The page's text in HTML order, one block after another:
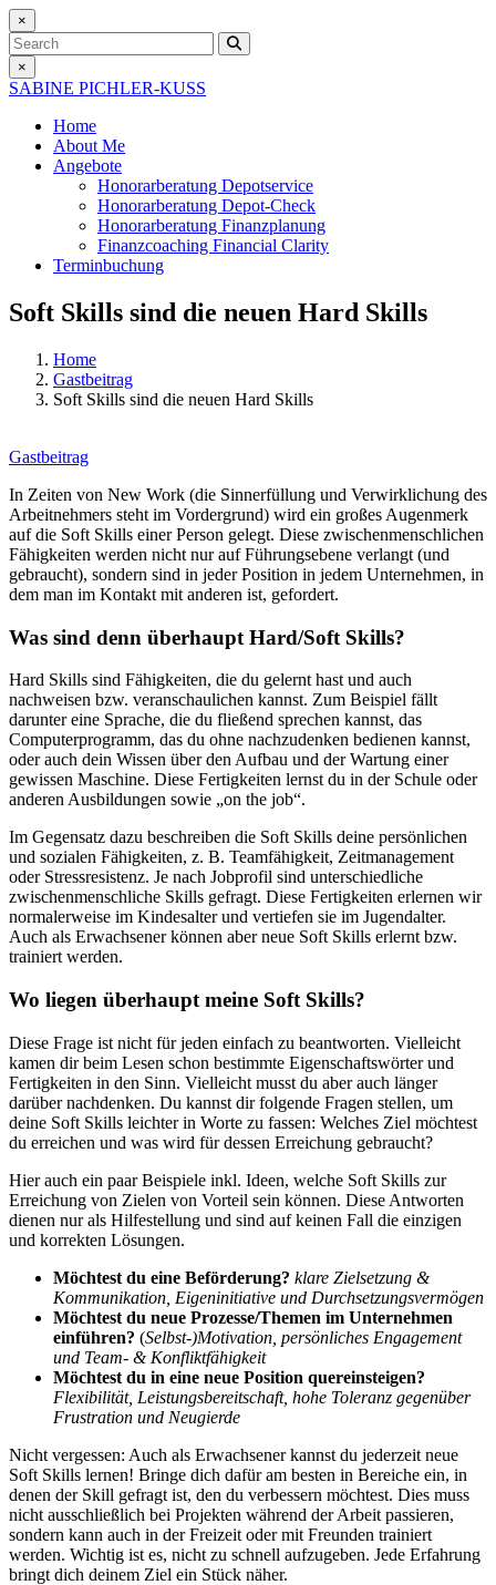
×
Search
×
SABINE PICHLER-KUSS
Home
About Me
Angebote
Honorarberatung Depotservice
Honorarberatung Depot-Check
Honorarberatung Finanzplanung
Finanzcoaching Financial Clarity
Terminbuchung
Soft Skills sind die neuen Hard Skills
Home
Gastbeitrag
Soft Skills sind die neuen Hard Skills
Gastbeitrag
In Zeiten von New Work (die Sinnerfüllung und Verwirklichung des
Arbeitnehmers steht im Vordergrund) wird ein großes Augenmerk
auf die Soft Skills einer Person gelegt. Diese zwischenmenschlichen
Fähigkeiten werden nicht nur auf Führungsebene verlangt (und
gebraucht), sondern sind in jeder Position in jedem Unternehmen, in
dem man im Kontakt mit anderen ist, gefordert.
Was sind denn überhaupt Hard/Soft Skills?
Hard Skills sind Fähigkeiten, die du gelernt hast und auch
nachweisen bzw. veranschaulichen kannst. Zum Beispiel fällt
darunter eine Sprache, die du fließend sprechen kannst, das
Computerprogramm, das du ohne nachzudenken bedienen kannst,
oder auch dein Wissen über den Aufbau und der Wartung einer
gewissen Maschine. Diese Fertigkeiten lernst du in der Schule oder
anderen Ausbildungen sowie „on the job“.
Im Gegensatz dazu beschreiben die Soft Skills deine persönlichen
und sozialen Fähigkeiten, z. B. Teamfähigkeit, Zeitmanagement
oder Stressresistenz. Je nach Jobprofil sind unterschiedliche
zwischenmenschliche Skills gefragt. Diese Fertigkeiten erlernen wir
normalerweise im Kindesalter und vertiefen sie im Jugendalter.
Auch als Erwachsener können aber neue Soft Skills erlernt bzw.
trainiert werden.
Wo liegen überhaupt meine Soft Skills?
Diese Frage ist nicht für jeden einfach zu beantworten. Vielleicht
kamen dir beim Lesen schon bestimmte Eigenschaftswörter und
Fertigkeiten in den Sinn. Vielleicht musst du aber auch länger
darüber nachdenken. Du kannst dir folgende Fragen stellen, um
deine Soft Skills leichter in Worte zu fassen: Welches Ziel möchtest
du erreichen und was wird für dessen Erreichung gebraucht?
Hier auch ein paar Beispiele inkl. Ideen, welche Soft Skills zur
Erreichung von Zielen von Vorteil sein können. Diese Antworten
dienen nur als Hilfestellung und sind auf keinen Fall die einzigen
und korrekten Lösungen.
Möchtest du eine Beförderung? klare Zielsetzung &
Kommunikation, Eigeninitiative und Durchsetzungsvermögen
Möchtest du neue Prozesse/Themen im Unternehmen
einführen? (Selbst-)Motivation, persönliches Engagement
und Team- & Konfliktfähigkeit
Möchtest du in eine neue Position quereinsteigen?
Flexibilität, Leistungsbereitschaft, hohe Toleranz gegenüber
Frustration und Neugierde
Nicht vergessen: Auch als Erwachsener kannst du jederzeit neue
Soft Skills lernen! Bringe dich dafür am besten in Bereiche ein, in
denen der Skill gefragt ist, den du verbessern möchtest. Dies muss
nicht ausschließlich bei Projekten während der Arbeit passieren,
sondern kann auch in der Freizeit oder mit Freunden trainiert
werden. Wichtig ist es, nicht zu schnell aufzugeben. Jede Erfahrung
bringt dich deinem Ziel ein Stück näher.